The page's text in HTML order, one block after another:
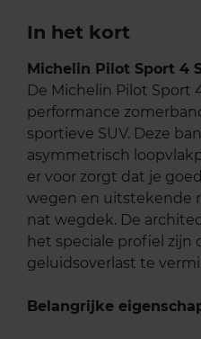
In het kort
Michelin Pilot Sport 4
De Michelin Pilot Sport
performance
sportieve SUV. Deze
asymmetrisch
er voor zorgt dat je
wegen en uitstekende
nat wegdek. De
het speciale profiel
geluidsoverlast te
Belangrijke